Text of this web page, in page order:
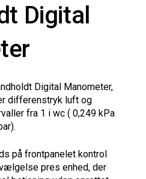
Digital
Digital Manometer,
differenstryk luft og
fra 1 i wc ( 0,249 kPa
på frontpanelet kontrol
pres enhed, der